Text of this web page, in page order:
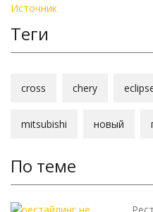
Источник
Теги
cross chery
mitsubishi новый
По теме